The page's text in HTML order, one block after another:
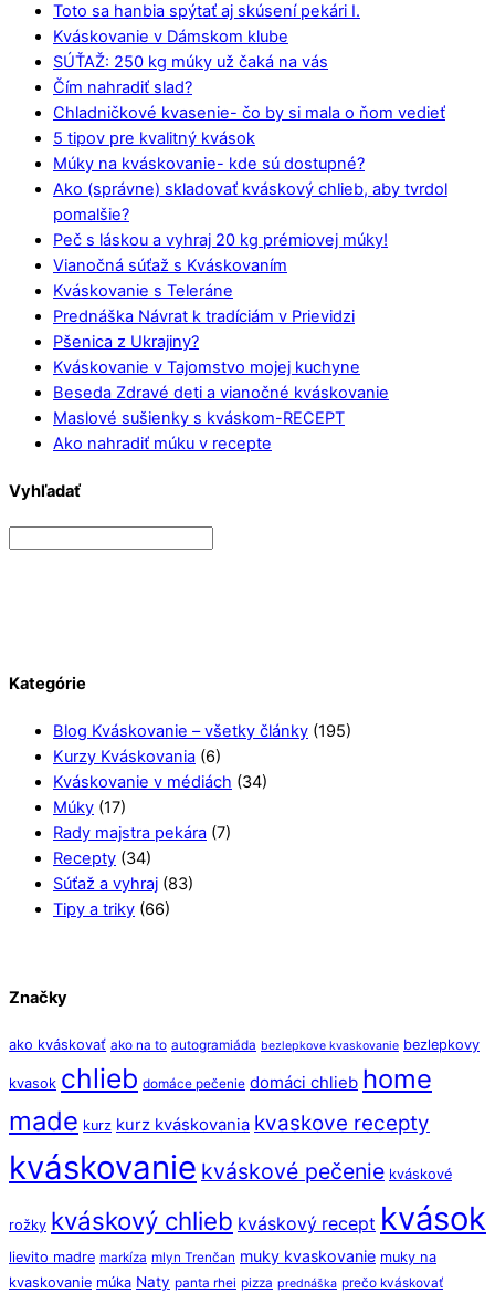
Toto sa hanbia spýtať aj skúsení pekári I.
Kváskovanie v Dámskom klube
SÚŤAŽ: 250 kg múky už čaká na vás
Čím nahradiť slad?
Chladničkové kvasenie- čo by si mala o ňom vedieť
5 tipov pre kvalitný kvások
Múky na kváskovanie- kde sú dostupné?
Ako (správne) skladovať kváskový chlieb, aby tvrdol
pomalšie?
Peč s láskou a vyhraj 20 kg prémiovej múky!
Vianočná súťaž s Kváskovaním
Kváskovanie s Teleráne
Prednáška Návrat k tradíciám v Prievidzi
Pšenica z Ukrajiny?
Kváskovanie v Tajomstvo mojej kuchyne
Beseda Zdravé deti a vianočné kváskovanie
Maslové sušienky s kváskom-RECEPT
Ako nahradiť múku v recepte
Vyhľadať
Kategórie
Blog Kváskovanie – všetky články (195)
Kurzy Kváskovania (6)
Kváskovanie v médiách (34)
Múky (17)
Rady majstra pekára (7)
Recepty (34)
Súťaž a vyhraj (83)
Tipy a triky (66)
Značky
ako kváskovať ako na to autogramiáda bezlepkove kvaskovanie bezlepkovy
kvasok chlieb domáce pečenie domáci chlieb home
made kurz kurz kváskovania kvaskove recepty
kváskovanie kváskové pečenie kváskové
rožky kváskový chlieb kváskový recept kvások
lievito madre markíza mlyn Trenčan muky kvaskovanie muky na
kvaskovanie múka Naty panta rhei pizza prednáška prečo kváskovať